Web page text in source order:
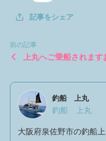
記事をシェア
前の記事
上丸へご乗船されます
釣船 上丸
釣船 上丸
大阪府泉佐野市の釣船